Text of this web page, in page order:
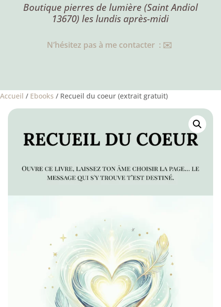
Boutique pierres de lumière (Saint Andiol
13670) les lundis après-midi
N’hésitez pas à me contacter : ✉️
Accueil / Ebooks / Recueil du coeur (extrait gratuit)